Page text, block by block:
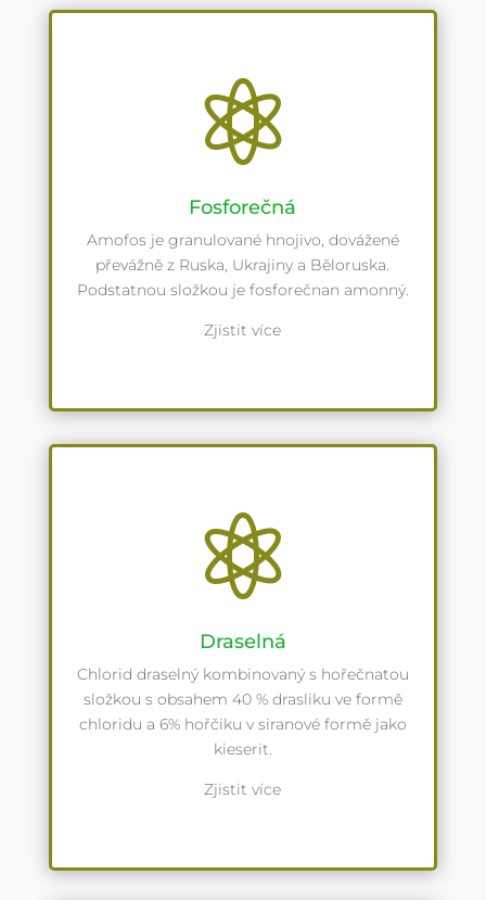

Fosforečná
Amofos je granulované hnojivo, dovážené
převážně z Ruska, Ukrajiny a Běloruska.
Podstatnou složkou je fosforečnan amonný.
Zjistit více

Draselná
Chlorid draselný kombinovaný s hořečnatou
složkou s obsahem 40 % drasliku ve formě
chloridu a 6% hořčiku v siranové formě jako
kieserit.
Zjistit více